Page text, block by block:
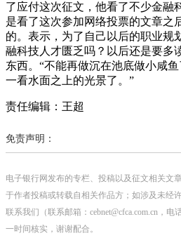
了应付这次征文，他看了不少金融
是看了这次参加网络投票的文章之
的。表示，为了自己以后的职业规
融科技人才匮乏吗？以后还是要多
东西。“不能再做沉在池底做小咸
一看水面之上的光景了。”
责任编辑：王超
免责声明：
电子银行网发布的专栏、投稿以及征文相关文
于作者投稿或转载自相关作品方；如涉及未经
联系我们（联系邮箱：cebnet@cfca.com.cn，电
一时间核实，谢谢配合。